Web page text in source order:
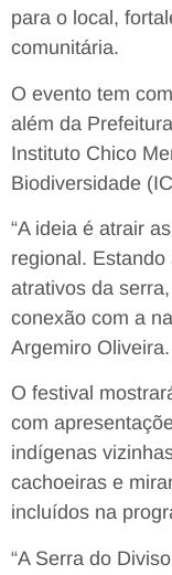
para o local,
comunitária.
O evento tem
além da
Instituto Chico
Biodiversidade
“A ideia é atrair
regional.
atrativos da
conexão com a
Argemiro Oliveira.
O festival
com
indígenas
cachoeiras e
incluídos na
“A Serra do